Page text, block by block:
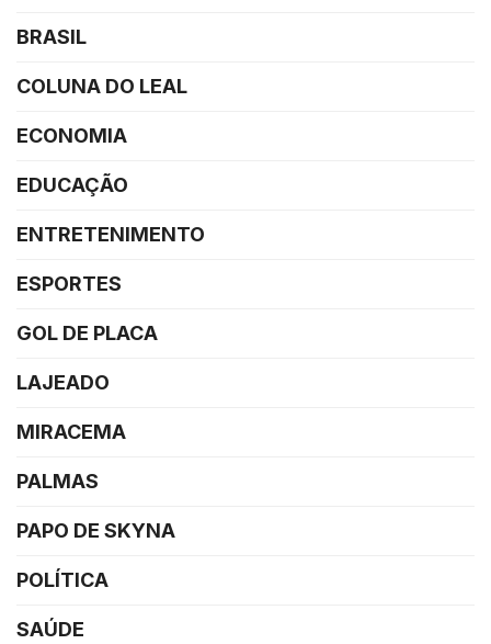
BRASIL
COLUNA DO LEAL
ECONOMIA
EDUCAÇÃO
ENTRETENIMENTO
ESPORTES
GOL DE PLACA
LAJEADO
MIRACEMA
PALMAS
PAPO DE SKYNA
POLÍTICA
SAÚDE